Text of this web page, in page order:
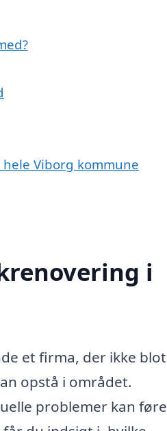
Viborg kommune
i
et firma, der ikke blot
opstå i området.
problemer kan føre